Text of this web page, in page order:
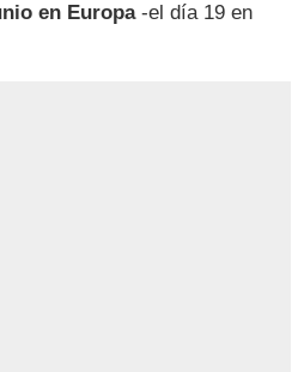
en Europa-el día 19 en